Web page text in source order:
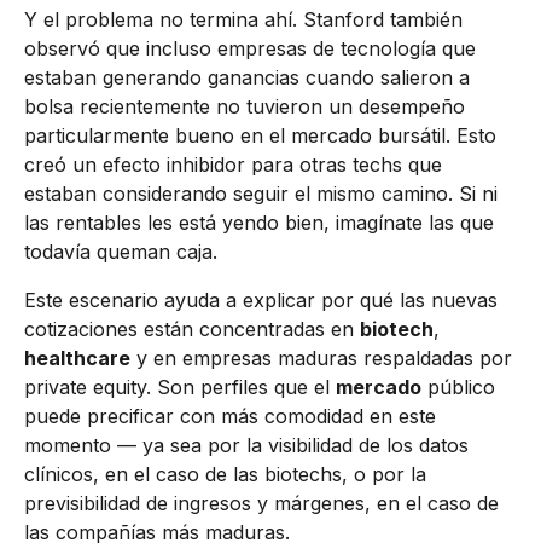
Y el problema no termina ahí. Stanford también
observó que incluso empresas de tecnología que
estaban generando ganancias cuando salieron a
bolsa recientemente no tuvieron un desempeño
particularmente bueno en el mercado bursátil. Esto
creó un efecto inhibidor para otras techs que
estaban considerando seguir el mismo camino. Si ni
las rentables les está yendo bien, imagínate las que
todavía queman caja.
Este escenario ayuda a explicar por qué las nuevas
cotizaciones están concentradas en biotech,
healthcare y en empresas maduras respaldadas por
private equity. Son perfiles que el mercado público
puede precificar con más comodidad en este
momento — ya sea por la visibilidad de los datos
clínicos, en el caso de las biotechs, o por la
previsibilidad de ingresos y márgenes, en el caso de
las compañías más maduras.